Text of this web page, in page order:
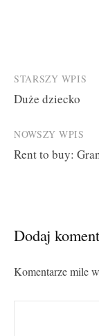
Post
navigation
STARSZY WPIS
Duże dziecko
NOWSZY WPIS
Rent to buy:
Dodaj
Komentarze mile